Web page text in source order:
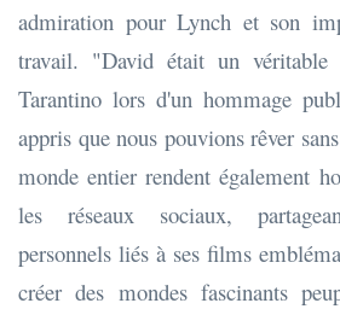
admiration pour Lynch et son
travail. "David était un
Tarantino lors d'un hommage
appris que nous pouvions rêver
monde entier rendent également
les réseaux sociaux,
personnels liés à ses films
créer des mondes fascinants